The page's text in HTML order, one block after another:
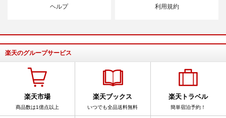
ヘルプ 利用規約
楽天のグループサービス
楽天市場
商品数は1億点以上
楽天ブックス
いつでも全品送料無料
楽天トラベル
簡単宿泊予約！